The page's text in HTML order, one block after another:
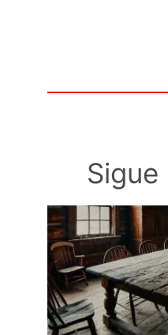
Sigue